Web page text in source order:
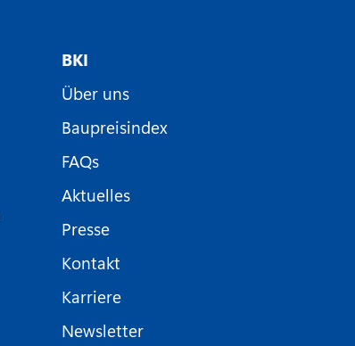
BKI
Über uns
Baupreisindex
FAQs
Aktuelles
Presse
Kontakt
Karriere
Newsletter